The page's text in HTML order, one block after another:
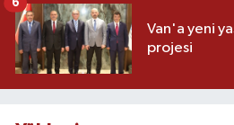
Van'a yeni
projesi
6